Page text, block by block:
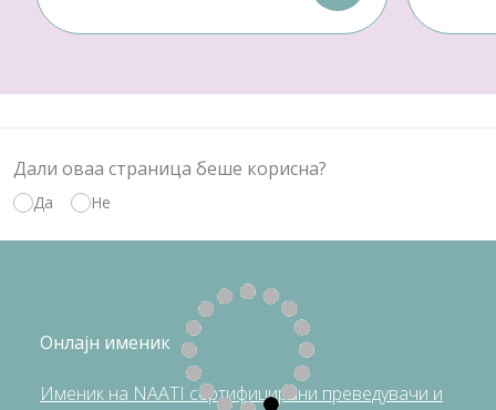
Дали оваа страница беше корисна?
Да Не
Онлајн именик
Именик на NAATI сертифицирани преведувачи и